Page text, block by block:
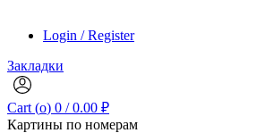
Login / Register
Закладки
Cart (o) 0 / 0.00 ₽
Картины по номерам